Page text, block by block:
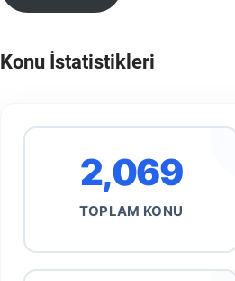
Konu İstatistikleri
2,069
TOPLAM KONU